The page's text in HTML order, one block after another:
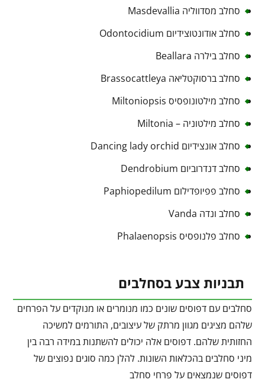
סחלב מסדווליה Masdevallia
סחלב אודונטוצידיום Odontocidium
סחלב בילרה Beallara
סחלב ברסוקטליאה Brassocattleya
סחלב מילטונופסיס Miltoniopsis
סחלב מילטוניה – Miltonia
סחלב אונצידיום Dancing lady orchid
סחלב דנדרוביום Dendrobium
סחלב פפיופדילום Paphiopedilum
סחלב ונדה Vanda
סחלב פלנופסיס Phalaenopsis
תבניות צבע בסחלבים
סחלבים עם דפוסים שונים כמו מנומרים או מנוקדים על הפרחים
שלהם מציגים מגוון מרתק של עיצובים, התורמים למשיכה
החזותית שלהם. דפוסים אלה יכולים להשתנות במידה רבה בין
מיני סחלבים בהכלאות השונות. להלן כמה סוגים נפוצים של
דפוסים שנמצאים על פרחי סחלב